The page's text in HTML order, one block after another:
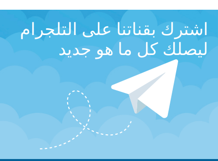
اشترك بقناتنا على التلجرام
ليصلك كل ما هو جديد